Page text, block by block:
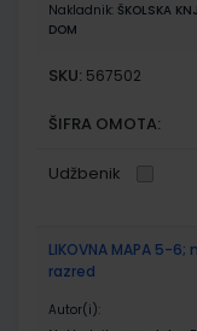
Nakladnik: ŠKOLSKA
DOM
SKU: 567502
ŠIFRA OMOTA:
Udžbenik
LIKOVNA MAPA 5-
razred
Autor(i):